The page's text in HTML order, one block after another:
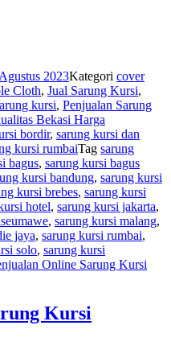
2023Kategori cover
Cloth, Jual Sarung Kursi,
kursi, Penjualan Sarung
Bekasi Harga
bordir, sarung kursi dan
kursi rumbaiTag sarung
bagus, sarung kursi bagus
kursi bandung, sarung kursi
kursi brebes, sarung kursi
hotel, sarung kursi jakarta,
, sarung kursi malang,
jaya, sarung kursi rumbai,
solo, sarung kursi
Online Sarung Kursi
Kursi